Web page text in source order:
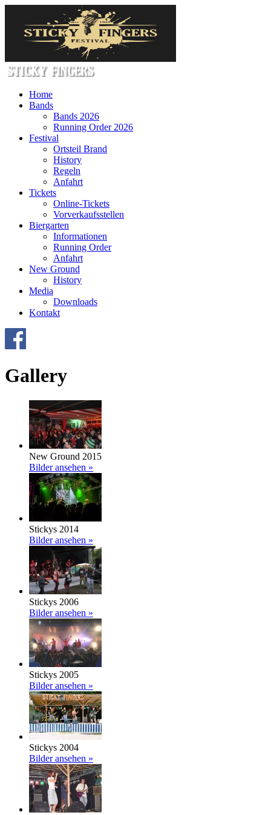
Home
Bands
Bands 2026
Running Order 2026
Festival
Ortsteil Brand
History
Regeln
Anfahrt
Tickets
Online-Tickets
Vorverkaufsstellen
Biergarten
Informationen
Running Order
Anfahrt
New Ground
History
Media
Downloads
Kontakt
Gallery
New Ground 2015
Bilder ansehen »
Stickys 2014
Bilder ansehen »
Stickys 2006
Bilder ansehen »
Stickys 2005
Bilder ansehen »
Stickys 2004
Bilder ansehen »